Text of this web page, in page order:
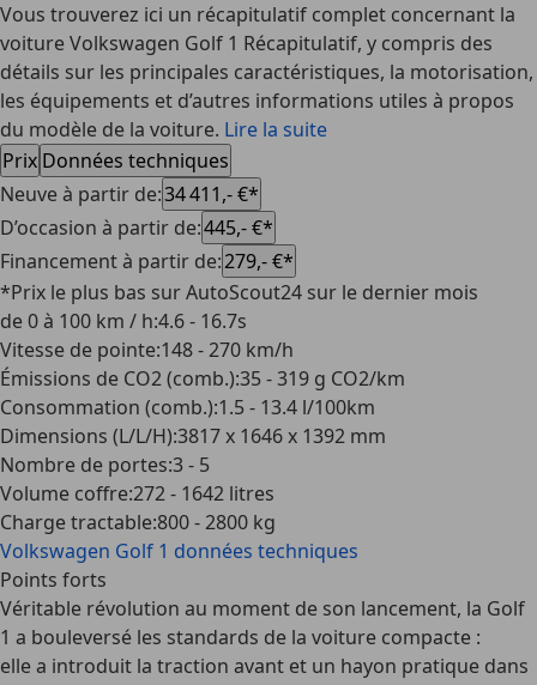
Vous trouverez ici un récapitulatif complet concernant la
voiture Volkswagen Golf 1 Récapitulatif, y compris des
détails sur les principales caractéristiques, la motorisation,
les équipements et d’autres informations utiles à propos
du modèle de la voiture. Lire la suite
Prix Données techniques
Neuve à partir de:34 411,- €*
D’occasion à partir de:445,- €*
Financement à partir de:279,- €*
*Prix le plus bas sur AutoScout24 sur le dernier mois
de 0 à 100 km / h:4.6 - 16.7s
Vitesse de pointe:148 - 270 km/h
Émissions de CO2 (comb.):35 - 319 g CO2/km
Consommation (comb.):1.5 - 13.4 l/100km
Dimensions (L/L/H):3817 x 1646 x 1392 mm
Nombre de portes:3 - 5
Volume coffre:272 - 1642 litres
Charge tractable:800 - 2800 kg
Volkswagen Golf 1 données techniques
Points forts
Véritable révolution au moment de son lancement, la Golf
1 a bouleversé les standards de la voiture compacte :
elle a introduit la traction avant et un hayon pratique dans